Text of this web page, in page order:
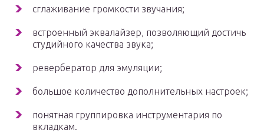
сглаживание громкости звучания;
встроенный эквалайзер, позволяющий достичь
студийного качества звука;
ревербератор для эмуляции;
большое количество дополнительных настроек;
понятная группировка инструментария по
вкладкам.